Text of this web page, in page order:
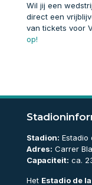
Wil jij een
direct een
van tickets voor
op!
Stadion: Estadio
Adres: Carrer
Capaciteit: ca.
Het Estadio de